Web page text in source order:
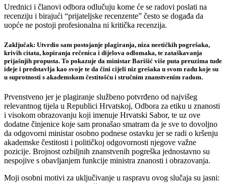
Urednici i članovi odbora odlučuju kome će se radovi poslati na
recenziju i birajući “prijateljske recenzente” često se događa da
uopće ne postoji profesionalna ni kritička recenzija.
Zaključak: Utvrdio sam postojanje plagiranja, niza neetičkih pogrešaka,
krivih citata, kopiranja rečenica i dijelova odlomaka, te zataškavanja
prijašnjih propusta. To pokazuje da ministar Barišić više puta preuzima tuđe
ideje i predstavlja kao svoje te da čini cijeli niz grešaka u svom radu koje su
u suprotnosti s akademskom čestitošću i stručnim znanstvenim radom.
Prvenstveno jer je plagiranje službeno potvrđeno od najvišeg
relevantnog tijela u Republici Hrvatskoj, Odbora za etiku u znanosti
i visokom obrazovanju koji imenuje Hrvatski Sabor, te uz ove
dodatne činjenice koje sam pronašao smatram da je sve to dovoljno
da odgovorni ministar osobno podnese ostavku jer se radi o kršenju
akademske čestitosti i političkoj odgovornosti njegove važne
pozicije. Brojnost ozbiljnih znanstvenih pogreška jednostavno su
nespojive s obavljanjem funkcije ministra znanosti i obrazovanja.
Moji osobni motivi za uključivanje u raspravu ovog slučaja su jasni: